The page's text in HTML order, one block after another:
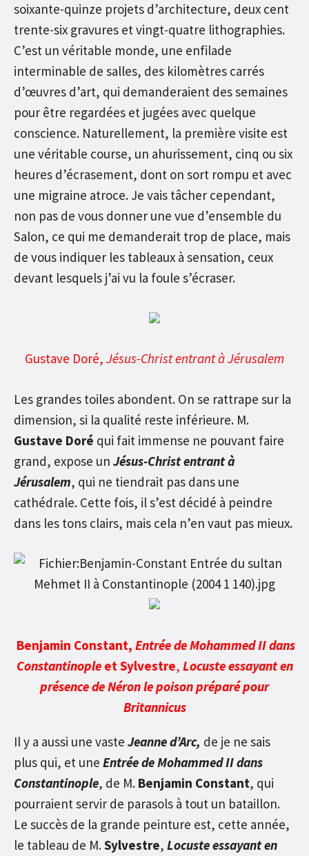
soixante-quinze projets d’architecture, deux cent
trente-six gravures et vingt-quatre lithographies.
C’est un véritable monde, une enfilade
interminable de salles, des kilomètres carrés
d’œuvres d’art, qui demanderaient des semaines
pour être regardées et jugées avec quelque
conscience. Naturellement, la première visite est
une véritable course, un ahurissement, cinq ou six
heures d’écrasement, dont on sort rompu et avec
une migraine atroce. Je vais tâcher cependant,
non pas de vous donner une vue d’ensemble du
Salon, ce qui me demanderait trop de place, mais
de vous indiquer les tableaux à sensation, ceux
devant lesquels j’ai vu la foule s’écraser.
Gustave Doré, Jésus-Christ entrant à Jérusalem
Les grandes toiles abondent. On se rattrape sur la
dimension, si la qualité reste inférieure. M.
Gustave Doré qui fait immense ne pouvant faire
grand, expose un Jésus-Christ entrant à
Jérusalem, qui ne tiendrait pas dans une
cathédrale. Cette fois, il s’est décidé à peindre
dans les tons clairs, mais cela n’en vaut pas mieux.
Benjamin Constant, Entrée de Mohammed II dans
Constantinople et Sylvestre, Locuste essayant en
présence de Néron le poison préparé pour
Britannicus
Il y a aussi une vaste Jeanne d’Arc, de je ne sais
plus qui, et une Entrée de Mohammed II dans
Constantinople, de M. Benjamin Constant, qui
pourraient servir de parasols à tout un bataillon.
Le succès de la grande peinture est, cette année,
le tableau de M.Sylvestre, Locuste essayant en